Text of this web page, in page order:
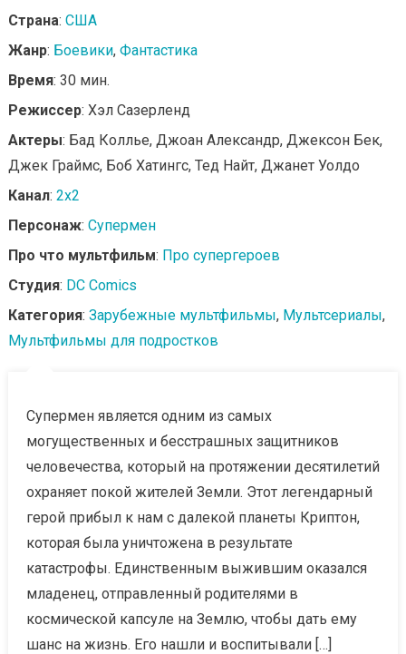
Страна: США
Жанр: Боевики, Фантастика
Время: 30 мин.
Режиссер: Хэл Сазерленд
Актеры: Бад Коллье, Джоан Александр, Джексон Бек,
Джек Граймс, Боб Хатингс, Тед Найт, Джанет Уолдо
Канал: 2x2
Персонаж: Супермен
Про что мультфильм: Про супергероев
Студия: DC Comics
Категория: Зарубежные мультфильмы, Мультсериалы,
Мультфильмы для подростков
Супермен является одним из самых
могущественных и бесстрашных защитников
человечества, который на протяжении десятилетий
охраняет покой жителей Земли. Этот легендарный
герой прибыл к нам с далекой планеты Криптон,
которая была уничтожена в результате
катастрофы. Единственным выжившим оказался
младенец, отправленный родителями в
космической капсуле на Землю, чтобы дать ему
шанс на жизнь. Его нашли и воспитывали […]